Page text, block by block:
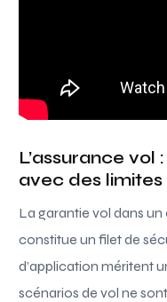
L’assurance vol
avec des limites
La garantie vol dans
constitue un filet de
d’application méritent
scénarios de vol ne